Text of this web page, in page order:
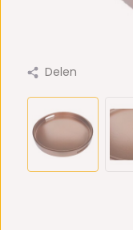
Delen